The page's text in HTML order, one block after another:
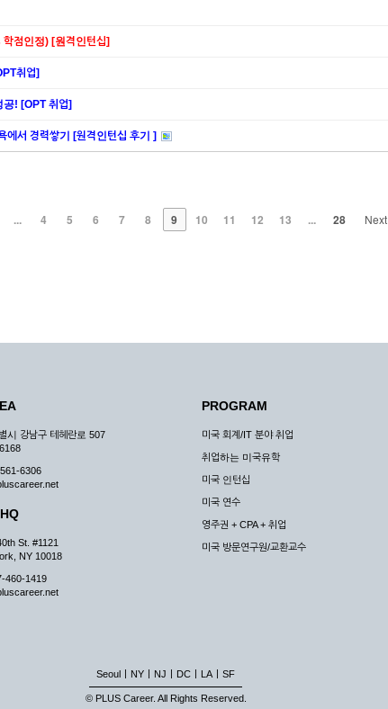
점인정) [원격인턴십]
취업]
공! [OPT 취업]
서 경력쌓기 [원격인턴십 후기 ]
... 4 5 6 7 8 9 10 11 12 13 ... 28 Next
시 강남구 테헤란로 507
6306
St. #1121
NY 10018
460-1419
PROGRAM
미국 회계/IT 분야 취업
취업하는 미국유학
미국 인턴십
미국 연수
영주권 + CPA + 취업
미국 방문연구원/교환교수
Seoul NY NJ DC LA SF
© PLUS Career. All Rights Reserved.